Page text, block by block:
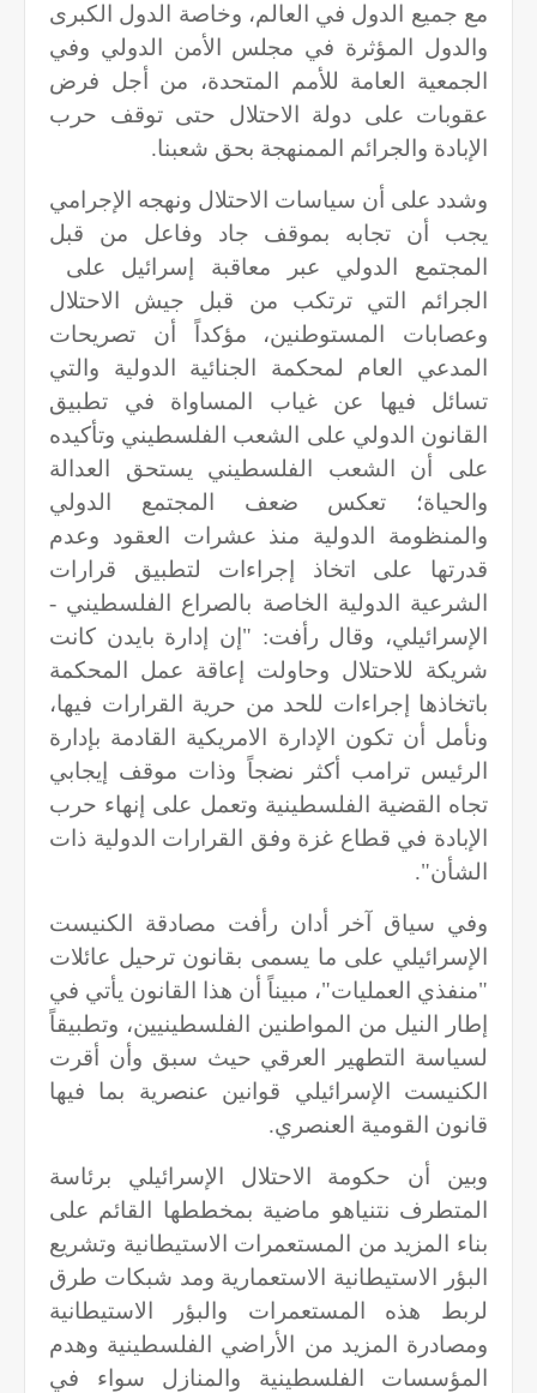
مع جميع الدول في العالم، وخاصة الدول الكبرى
والدول المؤثرة في مجلس الأمن الدولي وفي
الجمعية العامة للأمم المتحدة، من أجل فرض
عقوبات على دولة الاحتلال حتى توقف حرب
الإبادة والجرائم الممنهجة بحق شعبنا.
وشدد على أن سياسات الاحتلال ونهجه الإجرامي
يجب أن تجابه بموقف جاد وفاعل من قبل
المجتمع الدولي عبر معاقبة إسرائيل على
الجرائم التي ترتكب من قبل جيش الاحتلال
وعصابات المستوطنين،
مؤكداً أن تصريحات
المدعي العام لمحكمة الجنائية الدولية والتي
تسائل فيها عن غياب المساواة في تطبيق
القانون الدولي على الشعب الفلسطيني وتأكيده
على أن الشعب الفلسطيني يستحق العدالة
والحياة؛ تعكس ضعف المجتمع الدولي
والمنظومة الدولية منذ عشرات العقود وعدم
قدرتها على اتخاذ إجراءات لتطبيق قرارات
الشرعية الدولية الخاصة بالصراع الفلسطيني -
الإسرائيلي، وقال رأفت: "إن إدارة بايدن كانت
شريكة للاحتلال وحاولت إعاقة عمل المحكمة
باتخاذها إجراءات للحد من حرية القرارات فيها،
ونأمل أن تكون الإدارة الامريكية القادمة بإدارة
الرئيس ترامب أكثر نضجاً وذات موقف إيجابي
تجاه القضية الفلسطينية وتعمل على إنهاء حرب
الإبادة في قطاع غزة وفق القرارات الدولية ذات
الشأن".
وفي سياق آخر أدان رأفت مصادقة الكنيست
الإسرائيلي على ما يسمى بقانون ترحيل عائلات
"منفذي العمليات"، مبيناً أن هذا القانون يأتي في
إطار النيل من المواطنين الفلسطينيين، وتطبيقاً
لسياسة التطهير العرقي حيث سبق وأن أقرت
الكنيست الإسرائيلي قوانين عنصرية بما فيها
قانون القومية العنصري.
وبين أن حكومة الاحتلال الإسرائيلي برئاسة
المتطرف نتنياهو ماضية بمخططها القائم على
بناء المزيد من المستعمرات الاستيطانية وتشريع
البؤر الاستيطانية الاستعمارية ومد شبكات طرق
لربط هذه المستعمرات والبؤر الاستيطانية
ومصادرة المزيد من الأراضي الفلسطينية وهدم
المؤسسات الفلسطينية والمنازل سواء في